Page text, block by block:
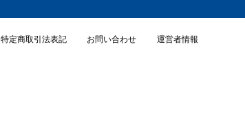
特定商取引法表記 お問い合わせ 運営者情報